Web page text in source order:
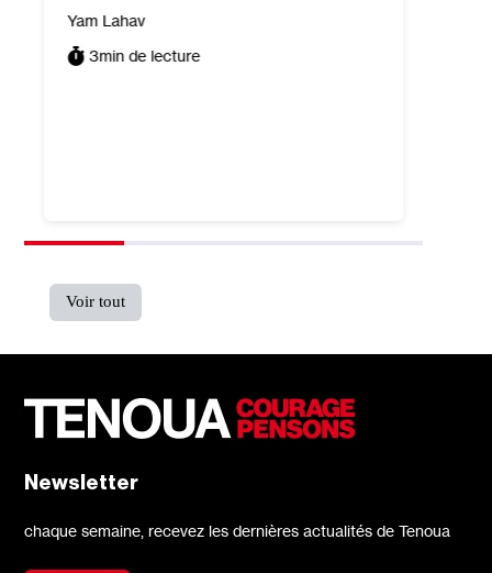
Yam Lahav
3min de lecture
Voir tout
Newsletter
chaque semaine, recevez les dernières actualités de Tenoua